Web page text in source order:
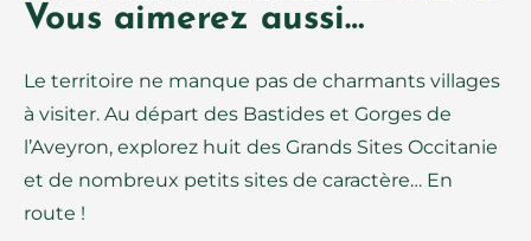
Vous aimerez aussi…
Le territoire ne manque pas de charmants villages
à visiter. Au départ des Bastides et Gorges de
l’Aveyron, explorez huit des Grands Sites Occitanie
et de nombreux petits sites de caractère… En
route !